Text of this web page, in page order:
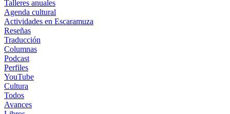
Talleres anuales
Agenda cultural
Actividades en Escaramuza
Reseñas
Traducción
Columnas
Podcast
Perfiles
YouTube
Cultura
Todos
Avances